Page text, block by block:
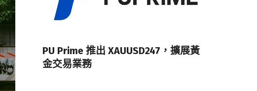
PU Prime 推出 XAUUSD247，擴展黃
金交易業務